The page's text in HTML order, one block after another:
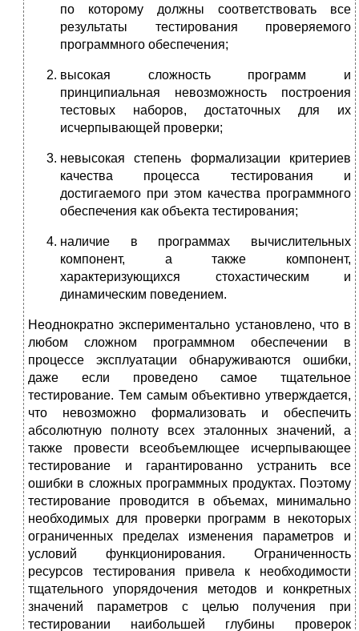
по которому должны соответствовать все
результаты тестирования проверяемого
программного обеспечения;
высокая сложность программ и
принципиальная невозможность построения
тестовых наборов, достаточных для их
исчерпывающей проверки;
невысокая степень формализации критериев
качества процесса тестирования и
достигаемого при этом качества программного
обеспечения как объекта тестирования;
наличие в программах вычислительных
компонент, а также компонент,
характеризующихся стохастическим и
динамическим поведением.
Неоднократно экспериментально установлено, что в
любом сложном программном обеспечении в
процессе эксплуатации обнаруживаются ошибки,
даже если проведено самое тщательное
тестирование. Тем самым объективно утверждается,
что невозможно формализовать и обеспечить
абсолютную полноту всех эталонных значений, а
также провести всеобъемлющее исчерпывающее
тестирование и гарантированно устранить все
ошибки в сложных программных продуктах. Поэтому
тестирование проводится в объемах, минимально
необходимых для проверки программ в некоторых
ограниченных пределах изменения параметров и
условий функционирования. Ограниченность
ресурсов тестирования привела к необходимости
тщательного упорядочения методов и конкретных
значений параметров с целью получения при
тестировании наибольшей глубины проверок